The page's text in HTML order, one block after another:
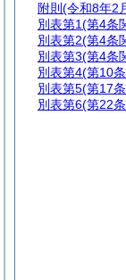
附則 (令和8年2
別表第1(第4条
別表第2(第4条
別表第3(第4条
別表第4(第10
別表第5(第17
別表第6(第22